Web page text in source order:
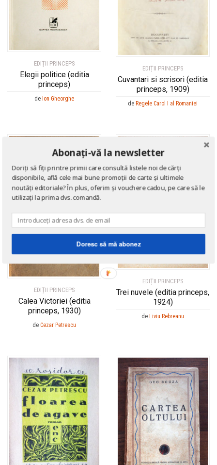
EDIȚII PRINCEPS
Elegii politice (editia
princeps)
de Ion Gheorghe
EDIȚII PRINCEPS
Cuvantari si scrisori (editia
princeps, 1909)
de Regele Carol I al Romaniei
EDIȚII PRINCEPS
Calea Victoriei (editia
princeps, 1930)
de Cezar Petrescu
EDIȚII PRINCEPS
Trei nuvele (editia princeps,
1924)
de Liviu Rebreanu
Abonați-vă la newsletter
Doriți să fiți printre primii care consultă listele noi de cărți
disponibile, află cele mai bune promoții de carte și ultimele
noutăți editoriale? În plus, oferim și vouchere cadou, pe care să le
utilizați la prima dvs. comandă.
Doresc să mă abonez